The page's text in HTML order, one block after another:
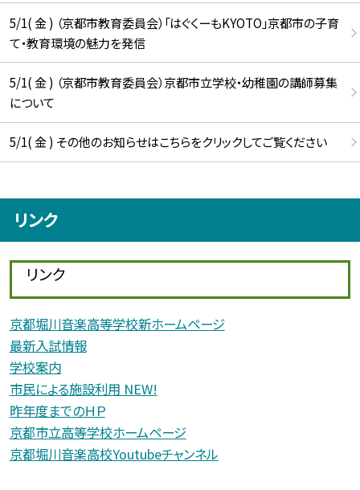
5/1( 金 ) （京都市教育委員会）「はぐくーもKYOTO」京都市の子育
て・教育環境の魅力を発信
5/1( 金 ) （京都市教育委員会）京都市立学校・幼稚園の講師募集
について
5/1( 金 ) その他のお知らせはこちらをクリックしてご覧ください
リンク
リンク
京都堀川音楽高等学校新ホームページ
最新入試情報
学校案内
市民による施設利用 NEW!
昨年度までのＨＰ
京都市立高等学校ホームページ
京都堀川音楽高校Youtubeチャンネル